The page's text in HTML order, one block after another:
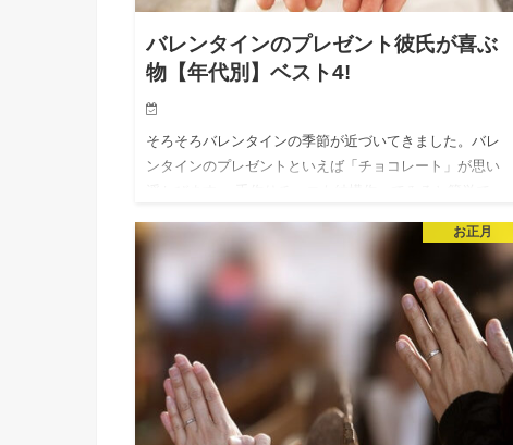
バレンタインのプレゼント彼氏が喜ぶ
物【年代別】ベスト4!
そろそろバレンタインの季節が近づいてきました。バレ
ンタインのプレゼントといえば「チョコレート」が思い
すが、たまには違…
お正月